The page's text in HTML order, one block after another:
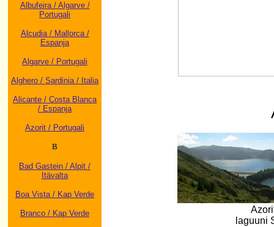
Albufeira / Algarve /
Portugali
Alcudia / Mallorca /
Espanja
Algarve / Portugali
Alghero / Sardinia / Italia
Alicante / Costa Blanca
/ Espanja
Azorit / Portugali
B
Bad Gastein / Alpit /
Itävalta
Boa Vista / Kap Verde
Branco / Kap Verde
laguuni